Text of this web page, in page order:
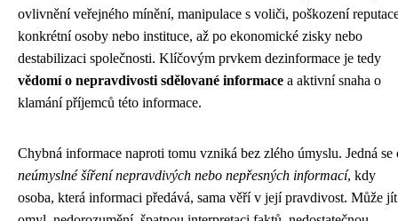
ovlivnění veřejného mínění, manipulace s voliči, poškození
konkrétní osoby nebo instituce, až po ekonomické zisky nebo
destabilizaci společnosti. Klíčovým prvkem dezinformace je tedy
vědomí o nepravdivosti sdělované informace a aktivní snaha o
klamání příjemců této informace.
Chybná informace naproti tomu vzniká bez zlého úmyslu. Jedná se
neúmyslné šíření nepravdivých nebo nepřesných informací, kdy
osoba, která informaci předává, sama věří v její pravdivost. Může